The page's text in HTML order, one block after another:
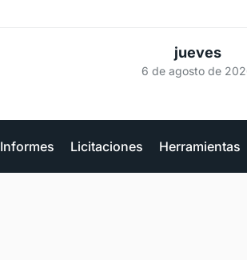
jueves
6 de agosto de
Informes Licitaciones Herramientas